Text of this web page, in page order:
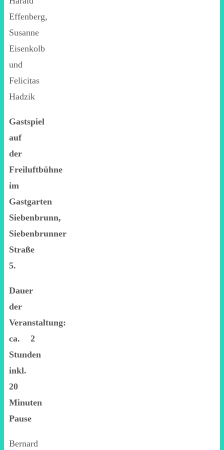
Effenberg,
Susanne
Eisenkolb
und
Felicitas
Hadzik
Gastspiel
auf
der
Freiluftbühne
im
Gastgarten
Siebenbrunn,
Siebenbrunner
Straße
5.
Dauer
der
Veranstaltung:
ca. 2
Stunden
inkl.
20
Minuten
Pause
Bernard